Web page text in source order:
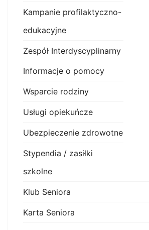
Kampanie profilaktyczno-
edukacyjne
Zespół Interdyscyplinarny
Informacje o pomocy
Wsparcie rodziny
Usługi opiekuńcze
Ubezpieczenie zdrowotne
Stypendia / zasiłki
szkolne
Klub Seniora
Karta Seniora